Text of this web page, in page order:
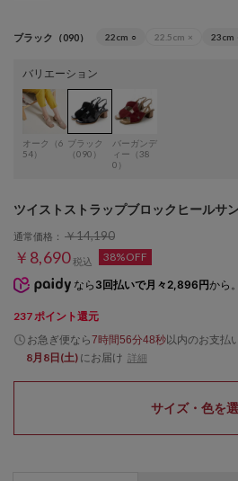
ブラック（090） 22cm ○ 22.5cm × 23cm
バリエーション
オーク（6
54）
ブラック
（090）
バーガンデ
ィー（38
0）
ツイストストラップブロックヒールサ
通常価格： ￥14,190
￥8,690税込 38%OFF
なら 3回払いで月々2,896円から
237 ポイント還元
お急ぎ便なら7時間56分48秒以内のお支払
8月8日(土) にお届け 詳細
サイズ・色を